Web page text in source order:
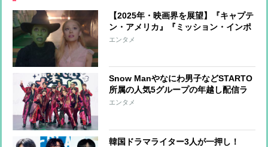
【2025年・映画界を展望】『キャプテ
ン・アメリカ』『ミッション・インポ
ッシブル』ほか有名作品の続編が目白
エンタメ
Snow Manやなにわ男子などSTARTO
所属の人気5グループの年越し配信ラ
イブの様子を特別写真でお届け！
エンタメ
韓国ドラマライター3人が一押し！